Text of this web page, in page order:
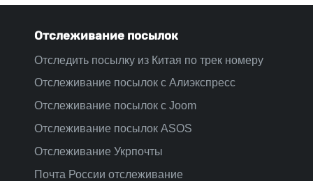
Отслеживание посылок
Отследить посылку из Китая по трек номеру
Отслеживание посылок с Алиэкспресс
Отслеживание посылок с Joom
Отслеживание посылок ASOS
Отслеживание Укрпочты
Почта России отслеживание